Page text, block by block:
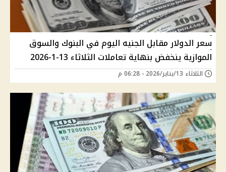
سعر الدولار مقابل الجنيه اليوم في البنوك والسوق
الموازية ينخفض بنهاية تعاملات الثلاثاء 13-1-2026
الثلاثاء 13/يناير/2026 - 06:28 م